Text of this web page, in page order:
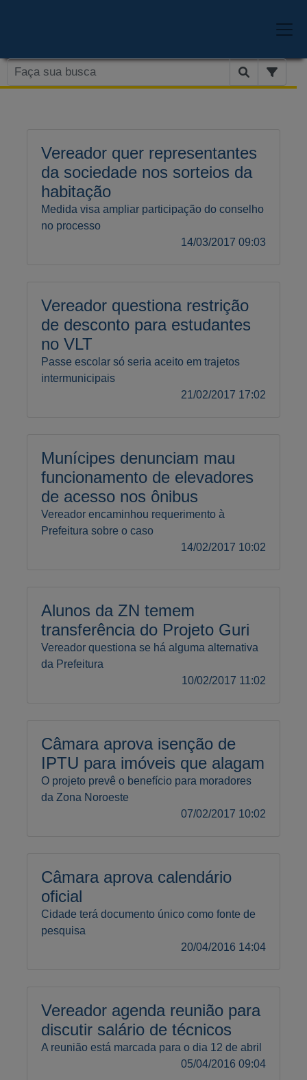
Vereador quer representantes
da sociedade nos sorteios da
habitação
Medida visa ampliar participação do conselho
no processo
14/03/2017 09:03
Vereador questiona restrição
de desconto para estudantes
no VLT
Passe escolar só seria aceito em trajetos
intermunicipais
21/02/2017 17:02
Munícipes denunciam mau
funcionamento de elevadores
de acesso nos ônibus
Vereador encaminhou requerimento à
Prefeitura sobre o caso
14/02/2017 10:02
Alunos da ZN temem
transferência do Projeto Guri
Vereador questiona se há alguma alternativa
da Prefeitura
10/02/2017 11:02
Câmara aprova isenção de
IPTU para imóveis que alagam
O projeto prevê o benefício para moradores
da Zona Noroeste
07/02/2017 10:02
Câmara aprova calendário
oficial
Cidade terá documento único como fonte de
pesquisa
20/04/2016 14:04
Vereador agenda reunião para
discutir salário de técnicos
A reunião está marcada para o dia 12 de abril
05/04/2016 09:04